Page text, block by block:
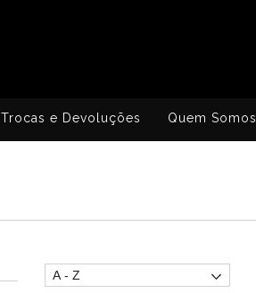
Trocas e Devoluções Quem Somos